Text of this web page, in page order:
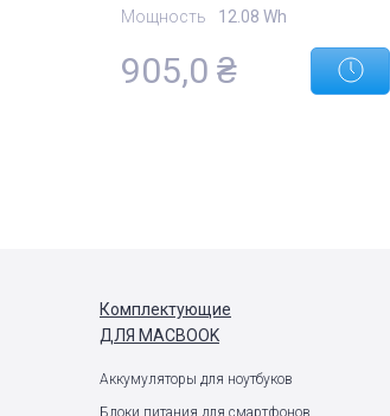
Мощность
12.08 Wh
905,0 ₴
Комплектующие
ДЛЯ MACBOOK
Аккумуляторы для ноутбуков
Блоки питания для смартфонов